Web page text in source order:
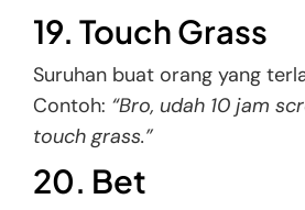
19. Touch Grass
Suruhan buat orang yang
Contoh: “Bro, udah 10 jam
touch grass.”
20. Bet